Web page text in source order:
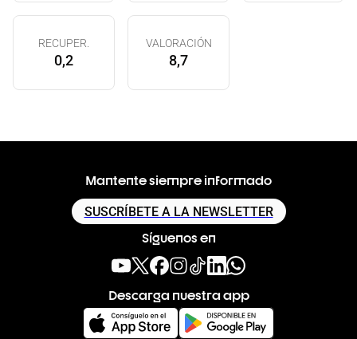
RECUPER.
0,2
VALORACIÓN
8,7
Mantente siempre informado
SUSCRÍBETE A LA NEWSLETTER
Síguenos en
Descarga nuestra app